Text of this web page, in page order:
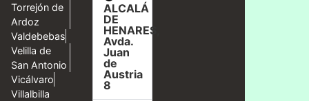
Torrejón de
Ardoz
Valdebebas
Velilla de
San Antonio
Vicálvaro
Villalbilla
ALCALÁ
DE
HENARES,
Avda.
Juan
de
Austria
8